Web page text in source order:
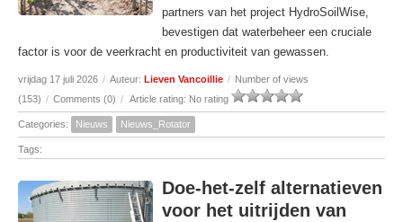
partners van het project HydroSoilWise,
bevestigen dat waterbeheer een cruciale
factor is voor de veerkracht en productiviteit van gewassen.
vrijdag 17 juli 2026 / Auteur: Lieven Vancoillie / Number of views
(153) / Comments (0) / Article rating: No rating
Categories: Nieuws Nieuws_Rotator
Tags:
Doe-het-zelf alternatieven
voor het uitrijden van